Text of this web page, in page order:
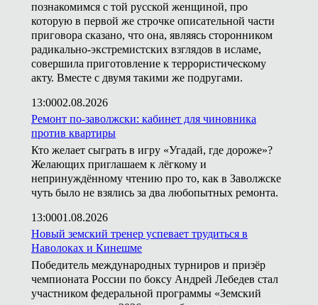
познакомимся с той русской женщиной, про
которую в первой же строчке описательной части
приговора сказано, что она, являясь сторонником
радикально-экстремистских взглядов в исламе,
совершила приготовление к террористическому
акту. Вместе с двумя такими же подругами.
13:0002.08.2026
Ремонт по-заволжски: кабинет для чиновника
против квартиры
Кто желает сыграть в игру «Угадай, где дороже»?
Желающих приглашаем к лёгкому и
непринуждённому чтению про то, как в Заволжске
чуть было не взялись за два любопытных ремонта.
13:0001.08.2026
Новый земский тренер успевает трудиться в
Наволоках и Кинешме
Победитель международных турниров и призёр
чемпионата России по боксу Андрей Лебедев стал
участником федеральной программы «Земский